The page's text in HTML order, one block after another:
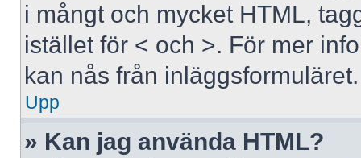
i mångt och mycket HTML,
istället för < och >. För mer
kan nås från inläggsformuläret.
Upp
» Kan jag använda HTML?